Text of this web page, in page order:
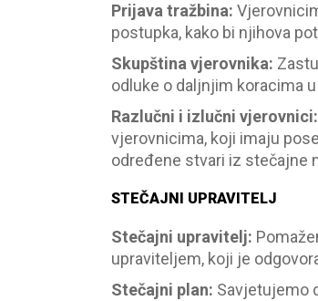
Prijava tražbina:
postupka, kako bi njihova
Skupština vjerovnika:
odluke o daljnjim koracima
Razlučni i izlučni vjerovnici:
vjerovnicima, koji imaju
određene stvari iz stečajne
STEČAJNI UPRAVITELJ
Stečajni upravitelj:
upraviteljem, koji je
Stečajni plan: Savjetujemo